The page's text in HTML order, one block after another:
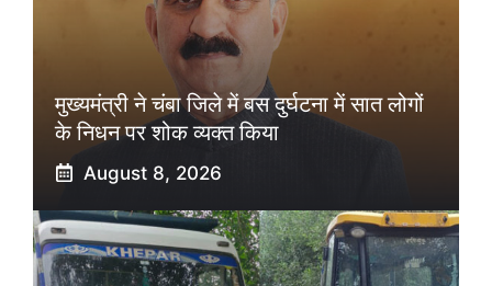
मुख्यमंत्री ने चंबा जिले में बस दुर्घटना में सात लोगों
के निधन पर शोक व्यक्त किया
August 8, 2026